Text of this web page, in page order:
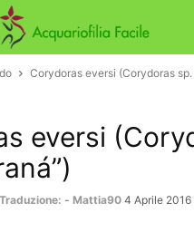
Corydoras eversi (Corydoras sp.
eversi
Traduzione: - Mattia90 4 Aprile 2016